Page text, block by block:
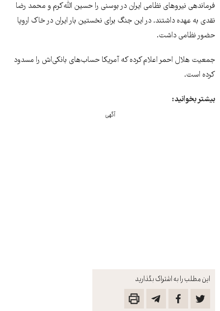
این مطلب را به اشتراک بگذارید
فرماندهی نیروهای نظامی ایران در بوسنی را حسین الله‌کرم و محمد رضا
نقدی به عهده داشتند. در این جنگ برای نخستین بار ایران در خاک اروپا
حضور نظامی داشت.
جمعیت هلال احمر اعلام کرده که آمریکا حساب‌های بانکی‌‌اش را مسدود
کرده است.
بیشتر بخوانید:
آگهی